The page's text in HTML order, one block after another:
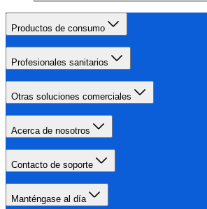
Productos de consumo
Profesionales sanitarios
Otras soluciones comerciales
Acerca de nosotros
Contacto de soporte
Manténgase al día